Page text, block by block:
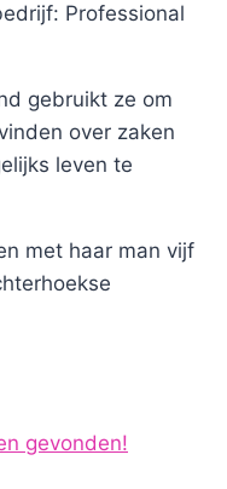
Professional
gebruikt ze om
over zaken
leven te
met haar man vijf
gevonden!